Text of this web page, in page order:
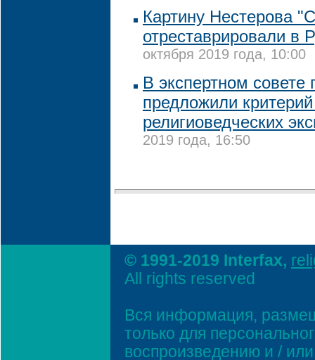
Картину Нестерова
отреставрировали в
октября 2019 года, 10:00
В экспертном
предложили
религиоведческих
2019 года, 16:50
© 1991-2019 Interfax,
All rights reserved
Вся информация,
только для
воспроизведению и /